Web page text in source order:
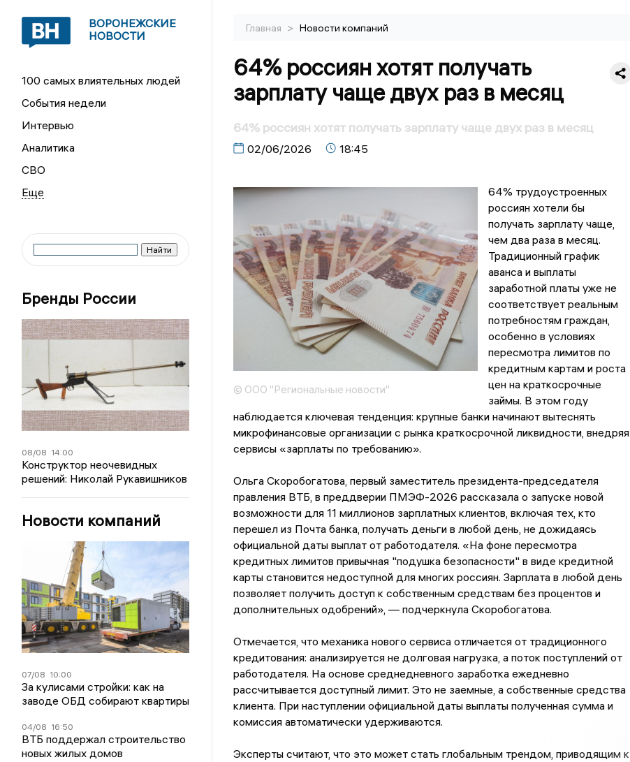
ВОРОНЕЖСКИЕ
НОВОСТИ
100 самых влиятельных людей
События недели
Интервью
Аналитика
СВО
Бренды России
08/08 14:00
Конструктор неочевидных
решений: Николай Рукавишников
Новости компаний
07/08 10:00
За кулисами стройки: как на
заводе ОБД собирают квартиры
04/08 16:50
ВТБ поддержал строительство
новых жилых домов
Главная > Новости компаний
64% россиян хотят получать
зарплату чаще двух раз в месяц
64% россиян хотят получать зарплату чаще двух раз в месяц
02/06/2026 18:45
© ООО "Региональные новости"
64% трудоустроенных
россиян хотели бы
получать зарплату чаще,
чем два раза в месяц.
Традиционный график
аванса и выплаты
заработной платы уже не
соответствует реальным
потребностям граждан,
особенно в условиях
пересмотра лимитов по
кредитным картам и роста
цен на краткосрочные
займы. В этом году
наблюдается ключевая тенденция: крупные банки начинают вытеснять
микрофинансовые организации с рынка краткосрочной ликвидности, внедряя
сервисы «зарплаты по требованию».
Ольга Скоробогатова, первый заместитель президента-председателя
правления ВТБ, в преддверии ПМЭФ-2026 рассказала о запуске новой
возможности для 11 миллионов зарплатных клиентов, включая тех, кто
перешел из Почта банка, получать деньги в любой день, не дожидаясь
официальной даты выплат от работодателя. «На фоне пересмотра
кредитных лимитов привычная "подушка безопасности" в виде кредитной
карты становится недоступной для многих россиян. Зарплата в любой день
позволяет получить доступ к собственным средствам без процентов и
дополнительных одобрений», — подчеркнула Скоробогатова.
Отмечается, что механика нового сервиса отличается от традиционного
кредитования: анализируется не долговая нагрузка, а поток поступлений от
работодателя. На основе среднедневного заработка ежедневно
рассчитывается доступный лимит. Это не заемные, а собственные средства
клиента. При наступлении официальной даты выплаты полученная сумма и
комиссия автоматически удерживаются.
Эксперты считают, что это может стать глобальным трендом, приводящим к